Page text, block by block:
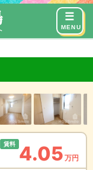
MENU
い合わせ
賃料 4.05 万円